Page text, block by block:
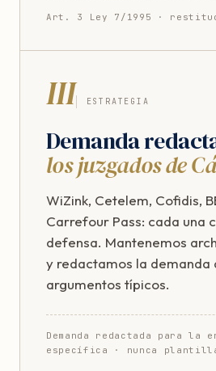
Art. 3 Ley 7/1995 ·
III ESTRATEGIA
Demanda
los juzgados de
WiZink, Cetelem, Cofidis,
Carrefour Pass: cada una
defensa. Mantenemos
y redactamos la demanda
argumentos típicos.
Demanda redactada para la
específica · nunca